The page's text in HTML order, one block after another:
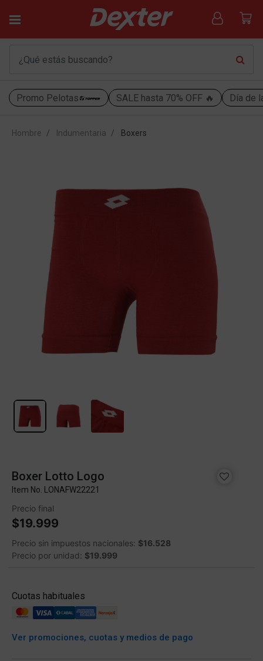
Promo Pelotas SALE hasta 70% OFF 🔥 Día de
Hombre Indumentaria Boxers
Boxer Lotto Logo
Item No. LONAFW22221
Precio final
$19.999
Precio sin impuestos nacionales: $16.528
Precio por unidad: $19.999
Cuotas habituales
Ver promociones, cuotas y medios de pago